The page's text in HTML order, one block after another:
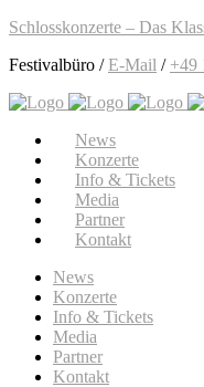
Schlosskonzerte – Das
Festivalbüro /E-Mail / +49
News
Konzerte
Info & Tickets
Media
Partner
Kontakt
News
Konzerte
Info & Tickets
Media
Partner
Kontakt